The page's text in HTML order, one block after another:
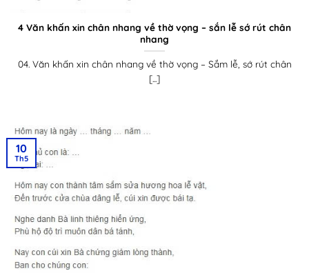
4 Văn khấn xin chân nhang về thờ vọng – sắn lễ sớ rút chân
nhang
04. Văn khấn xin chân nhang về thờ vọng – Sắm lễ, sớ rút chân
[...]
10
Th5